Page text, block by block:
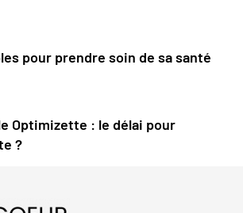
pour prendre soin de sa santé
Optimizette : le délai pour
?